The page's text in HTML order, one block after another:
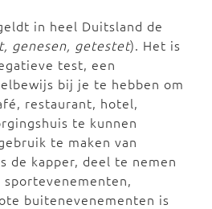
in heel Duitsland de
genesen, getestet). Het is
test, een
bij je te hebben om
restaurant, hotel,
te kunnen
te maken van
de kapper, deel te nemen
buitenevenementen is